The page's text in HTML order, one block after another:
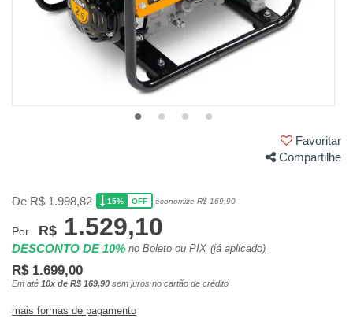
Favoritar
Compartilhe
De R$ 1.998,82 15% OFF economize R$ 169,90
Por R$ 1.529,10
DESCONTO DE 10% no Boleto ou PIX (já aplicado)
R$ 1.699,00
Em até 10x de R$ 169,90 sem juros no cartão de crédito
mais formas de pagamento